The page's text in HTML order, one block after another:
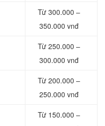
Từ 300.000 –
350.000 vnđ
Từ 250.000 –
300.000 vnđ
Từ 200.000 –
250.000 vnđ
Từ 150.000 –